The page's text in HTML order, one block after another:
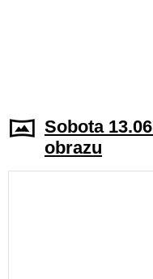
Sobota
obrazu